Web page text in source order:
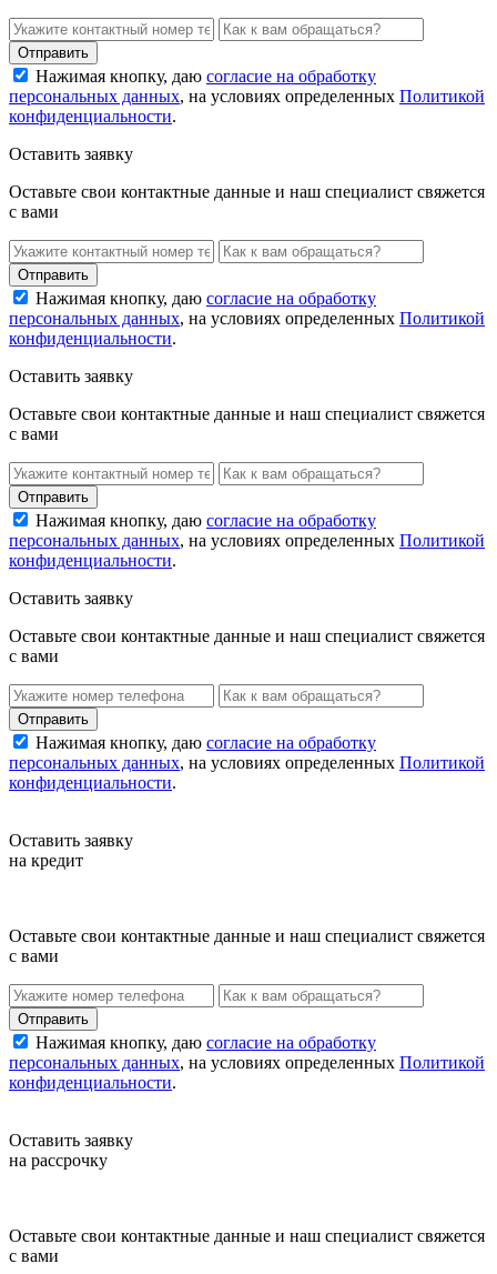
Нажимая кнопку, даю согласие на обработку
персональных данных, на условиях определенных Политикой
конфиденциальности.
Оставить заявку
Оставьте свои контактные данные и наш специалист свяжется
с вами
Нажимая кнопку, даю согласие на обработку
персональных данных, на условиях определенных Политикой
конфиденциальности.
Оставить заявку
Оставьте свои контактные данные и наш специалист свяжется
с вами
Нажимая кнопку, даю согласие на обработку
персональных данных, на условиях определенных Политикой
конфиденциальности.
Оставить заявку
Оставьте свои контактные данные и наш специалист свяжется
с вами
Нажимая кнопку, даю согласие на обработку
персональных данных, на условиях определенных Политикой
конфиденциальности.
Оставить заявку
на кредит
Оставьте свои контактные данные и наш специалист свяжется
с вами
Нажимая кнопку, даю согласие на обработку
персональных данных, на условиях определенных Политикой
конфиденциальности.
Оставить заявку
на рассрочку
Оставьте свои контактные данные и наш специалист свяжется
с вами